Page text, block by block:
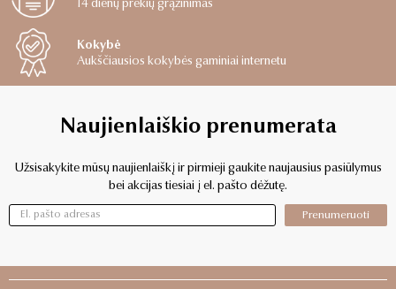
14 dienų prekių grąžinimas
Kokybė
Aukščiausios kokybės gaminiai internetu
Naujienlaiškio prenumerata
Užsisakykite mūsų naujienlaiškį ir pirmieji gaukite naujausius pasiūlymus
bei akcijas tiesiai į el. pašto dėžutę.
Prenumeruoti